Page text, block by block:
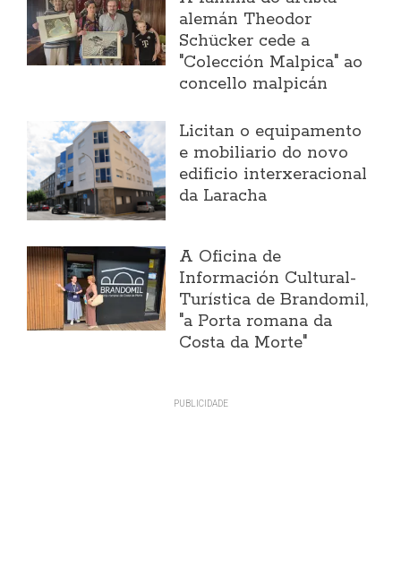
alemán Theodor
Schücker cede a
"Colección Malpica" ao
concello malpicán
Licitan o equipamento
e mobiliario do novo
edificio interxeracional
da Laracha
A Oficina de
Información Cultural-
Turística de Brandomil,
"a Porta romana da
Costa da Morte"